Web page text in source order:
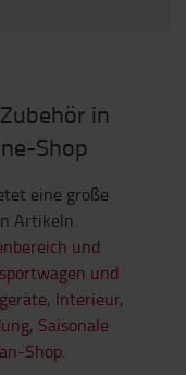
in
Shop
eine große
Artikeln.
und
und
, Interieur,
, Saisonale
Shop.